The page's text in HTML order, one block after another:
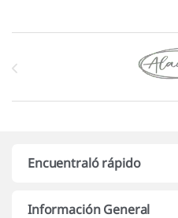
Marcas De Carrusel
Encuentraló rápido
Información General